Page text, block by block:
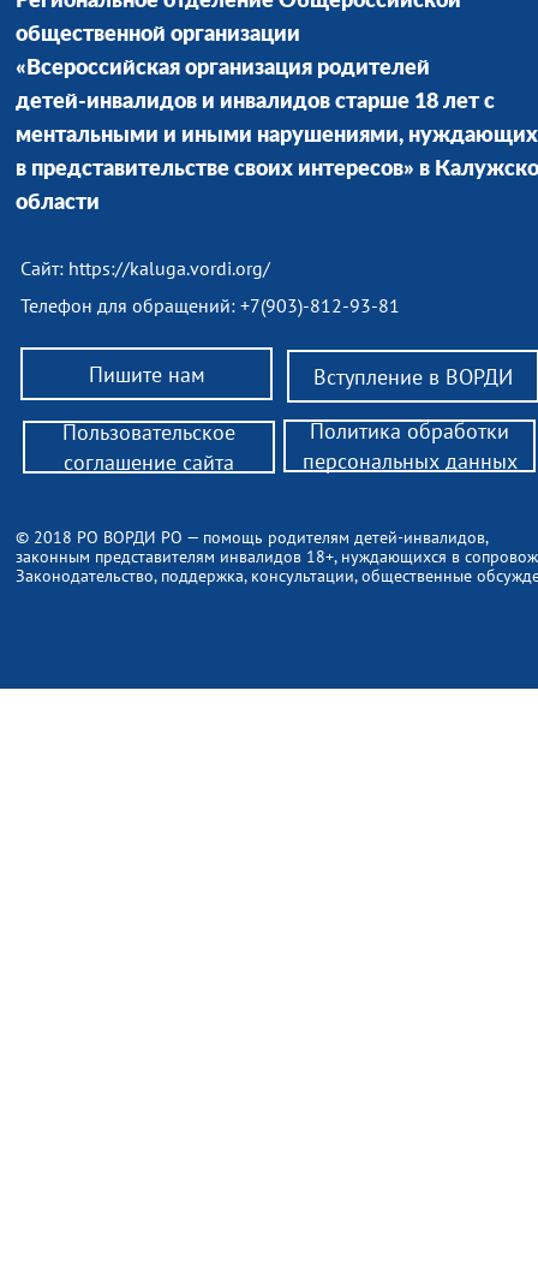
общественной организации
«Всероссийская организация родителей
детей-инвалидов и инвалидов старше 18 лет с
ментальными и иными нарушениями,
в представительстве своих интересов» в
области
Сайт: https://kaluga.vordi.org/
Телефон для обращений: +7(903)-812-93-81
Пишите нам Вступление в ВОРДИ
© 2018 РО ВОРДИ РО — помощь родителям детей-инвалидов,
законным представителям инвалидов 18+, нуждающихся в
Законодательство, поддержка, консультации, общественные
Пользовательское
соглашение сайта
Политика обработки
персональных данных